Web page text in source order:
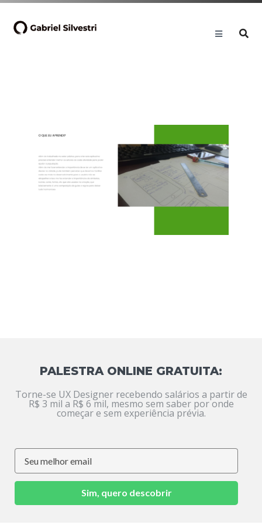
PALESTRA ONLINE GRATUITA:
Torne-se UX Designer recebendo salários a partir de
R$ 3 mil a R$ 6 mil, mesmo sem saber por onde
começar e sem experiência prévia.
Sim, quero descobrir